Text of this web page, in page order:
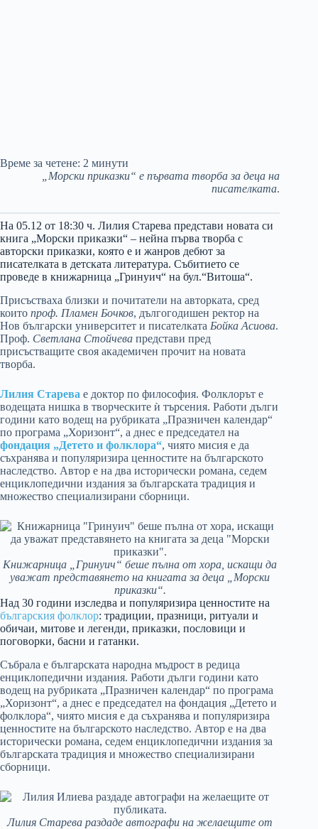
Време за четене: 2 минути
„Морски приказки“ е първата творба за деца на
писателката.
На 05.12 от 18:30 ч. Лилия Старева представи новата си
книга „Морски приказки“ – нейна първа творба с
авторски приказки, която е и жанров дебют за
писателката в детската литература. Събитието се
проведе в книжарница „Гринуич“ на бул.“Витоша“.
Присъстваха близки и почитатели на авторката, сред
които проф. Пламен Бочков, дългогодишен ректор на
Нов български университет и писателката Бойка Асиова.
Проф. Светлана Стойчева представи пред
присъстващите своя академичен прочит на новата
творба.
Лилия Старева е доктор по философия. Фолклорът е
водещата нишка в творческите ѝ търсения. Работи дълги
години като водещ на рубриката „Празничен календар“
по програма „Хоризонт“, а днес е председател на
фондация „Детето и фолклора“, чиято мисия е да
съхранява и популяризира ценностите на българското
наследство. Автор е на два исторически романа, седем
енциклопедични издания за българската традиция и
множество специализирани сборници.
Книжарница „Гринуич“ беше пълна от хора, искащи да
уважат представянето на книгата за деца „Морски
приказки“.
Над 30 години изследва и популяризира ценностите на
българския фолклор: традиции, празници, ритуали и
обичаи, митове и легенди, приказки, пословици и
поговорки, басни и гатанки.
Събрала е българската народна мъдрост в редица
енциклопедични издания. Работи дълги години като
водещ на рубриката „Празничен календар“ по програма
„Хоризонт“, а днес е председател на фондация „Детето и
фолклора“, чиято мисия е да съхранява и популяризира
ценностите на българското наследство. Автор е на два
исторически романа, седем енциклопедични издания за
българската традиция и множество специализирани
сборници.
Лилия Старева раздаде автографи на желаещите от